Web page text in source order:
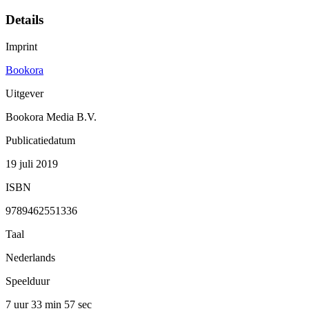
Details
Imprint
Bookora
Uitgever
Bookora Media B.V.
Publicatiedatum
19 juli 2019
ISBN
9789462551336
Taal
Nederlands
Speelduur
7 uur 33 min 57 sec